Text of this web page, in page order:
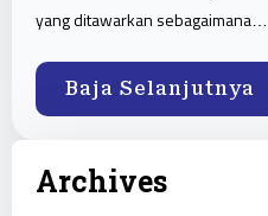
yang ditawarkan sebagaimana…
Baja Selanjutnya
Archives